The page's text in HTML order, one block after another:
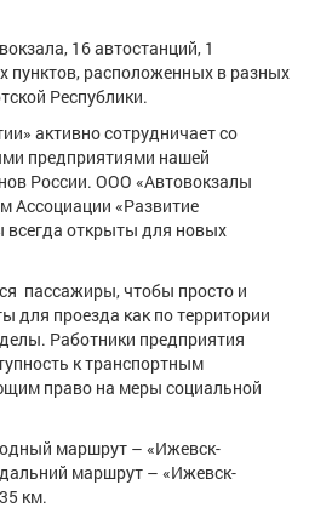
16 автостанций, 1
пунктов, расположенных в разных
Республики.
активно сотрудничает со
предприятиями нашей
России. ООО «Автовокзалы
Ассоциации «Развитие
открыты для новых
пассажиры, чтобы просто и
для проезда как по территории
Работники предприятия
к транспортным
право на меры социальной
маршрут – «Ижевск-
маршрут – «Ижевск-
км.